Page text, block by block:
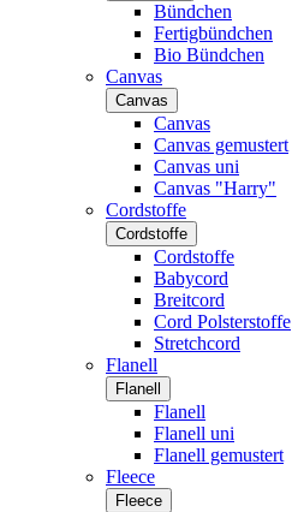
Bündchen
Fertigbündchen
Bio Bündchen
Canvas
Canvas
Canvas
Canvas gemustert
Canvas uni
Canvas "Harry"
Cordstoffe
Cordstoffe
Cordstoffe
Babycord
Breitcord
Cord Polsterstoffe
Stretchcord
Flanell
Flanell
Flanell
Flanell uni
Flanell gemustert
Fleece
Fleece